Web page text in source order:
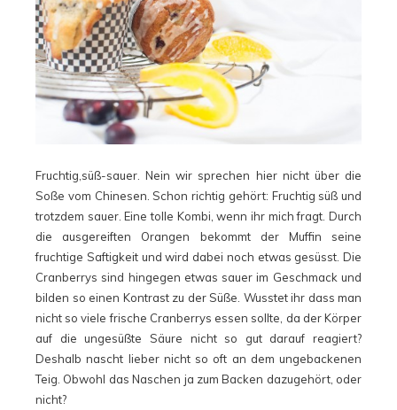
Fruchtig,süß-sauer. Nein wir sprechen hier nicht über die
Soße vom Chinesen. Schon richtig gehört: Fruchtig süß und
trotzdem sauer. Eine tolle Kombi, wenn ihr mich fragt. Durch
die ausgereiften Orangen bekommt der Muffin seine
fruchtige Saftigkeit und wird dabei noch etwas gesüsst. Die
Cranberrys sind hingegen etwas sauer im Geschmack und
bilden so einen Kontrast zu der Süße. Wusstet ihr dass man
nicht so viele frische Cranberrys essen sollte, da der Körper
auf die ungesüßte Säure nicht so gut darauf reagiert?
Deshalb nascht lieber nicht so oft an dem ungebackenen
Teig. Obwohl das Naschen ja zum Backen dazugehört, oder
nicht?